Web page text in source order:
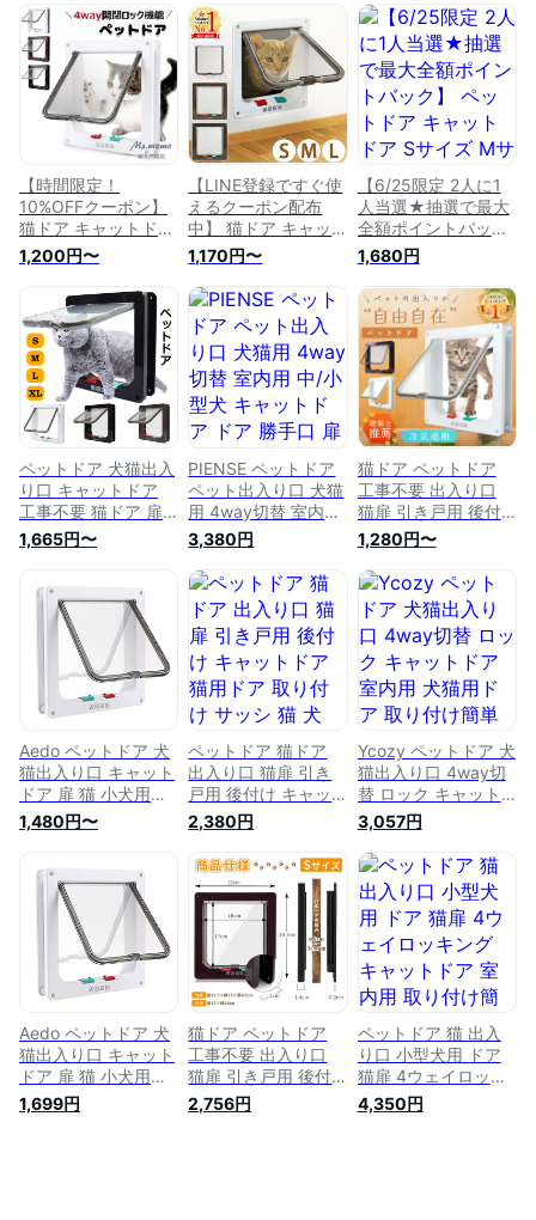
【時間限定！
10%OFFクーポン】
猫ドア キャットドア
猫 ドア ペットドア S
M L 3サイズ展開 壁
取り付け 犬 猫 小犬
子猫 猫扉 出入り口
ドア 薄型 開閉ロッ
ク機能付き 4way切
替 壁 窓 出口 入り口
猫用ドア 扉 ペット
用品 小型 冷暖房対
策 室内用 送料無料
1,200円〜
【LINE登録ですぐ使
えるクーポン配布
中】 猫ドア キャッ
トドア 猫 ドア ペッ
トドア S M L 壁 取り
付け 犬 猫 小犬 子猫
出入り口 ドア 開閉
ロック機能付き
4way切替 壁 窓 出口
入り口 猫用ドア 扉
全3色
1,170円〜
【6/25限定 2人に1
人当選★抽選で最大
全額ポイントバッ
ク】 ペットドア キ
ャットドア Sサイズ
Mサイズ 猫 出入り口
壁 取り付け 扉 開閉
ロック機能付き
4way切替 窓 出口 入
り口 猫用ドア 小犬
用 猫 が 出入り でき
る ドア 送料無料
1,680円
ペットドア 犬猫出入
り口 キャットドア
工事不要 猫ドア 扉
壁 取り付け DIY 室内
猫扉 引き戸用 後付
ト 簡単 窓 出入口 4-
way切替 ロック 自由
自在 犬猫用ドア 勝
手口 S M L XL ねこ
猫 ネコ 子犬 子猫 小
型犬 中型犬 マグネ
1,665円〜
PIENSE ペットドア
ペット出入り口 犬猫
用 4way切替 室内用
中/小型犬 キャット
ドア ドア 勝手口 扉
冷暖房対策 ロック
犬猫用ドア 取り付け
簡単 猫扉 4WAY 小
型 犬 猫 小犬用
4way切替ペット用
出入り口 白 ホワイ
ト
3,380円
猫ドア ペットドア
工事不要 出入り口
猫扉 引き戸用 後付
け キャットドア 猫
用ドア 取り付け サ
ッシ 猫 犬 DIY 室内
ロック ペット 簡単
出入口 薄型 扉 ねこ
猫 ネコ 子犬 子猫 小
型犬 中型犬 冷房 マ
グネット 取付簡単
ペットドア後付け
1,280円〜
Aedo ペットドア 犬
猫出入り口 キャット
ドア 扉 猫 小犬用
4way切替ペット用
出入り口 室内用キャ
勝手口 冷暖房対策
1,480円〜
ペットドア 猫ドア
出入り口 猫扉 引き
戸用 後付け キャッ
トドア 猫用ドア 取
り付け サッシ 猫 犬
DIY 室内 ロック ペッ
ト 簡単 出入口 室内
ドア&屋外ドア用
2,380円
Ycozy ペットドア 犬
猫出入り口 4way切
替 ロック キャット
ドア 室内用 犬猫用
ドア 取り付け簡単
猫扉 冷暖房対策 子
猫 超小型犬用 | 茶色
M
3,057円
Aedo ペットドア 犬
猫出入り口 キャット
ドア 扉 猫 小犬用
4way切替ペット用
出入り口 室内用キャ
1,699円
猫ドア ペットドア
工事不要 出入り口
猫扉 引き戸用 後付
け キャットドア 猫
用ドア 取り付け サ
2,756円
ペットドア 猫 出入
り口 小型犬用 ドア
猫扉 4ウェイロッキ
ング キャットドア
室内用 取り付け簡単
4,350円